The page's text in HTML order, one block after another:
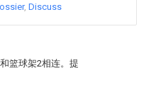
篮球架2相连。提
Discuss